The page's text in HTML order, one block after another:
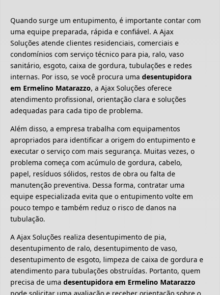
Quando surge um entupimento, é importante contar com
uma equipe preparada, rápida e confiável. A Ajax
Soluções atende clientes residenciais, comerciais e
condomínios com serviço técnico para pia, ralo, vaso
sanitário, esgoto, caixa de gordura, tubulações e redes
internas. Por isso, se você procura uma desentupidora
em Ermelino Matarazzo, a Ajax Soluções oferece
atendimento profissional, orientação clara e soluções
adequadas para cada tipo de problema.
Além disso, a empresa trabalha com equipamentos
apropriados para identificar a origem do entupimento e
executar o serviço com mais segurança. Muitas vezes, o
problema começa com acúmulo de gordura, cabelo,
papel, resíduos sólidos, restos de obra ou falta de
manutenção preventiva. Dessa forma, contratar uma
equipe especializada evita que o entupimento volte em
pouco tempo e também reduz o risco de danos na
tubulação.
A Ajax Soluções realiza desentupimento de pia,
desentupimento de ralo, desentupimento de vaso,
desentupimento de esgoto, limpeza de caixa de gordura e
atendimento para tubulações obstruídas. Portanto, quem
precisa de uma desentupidora em Ermelino Matarazzo